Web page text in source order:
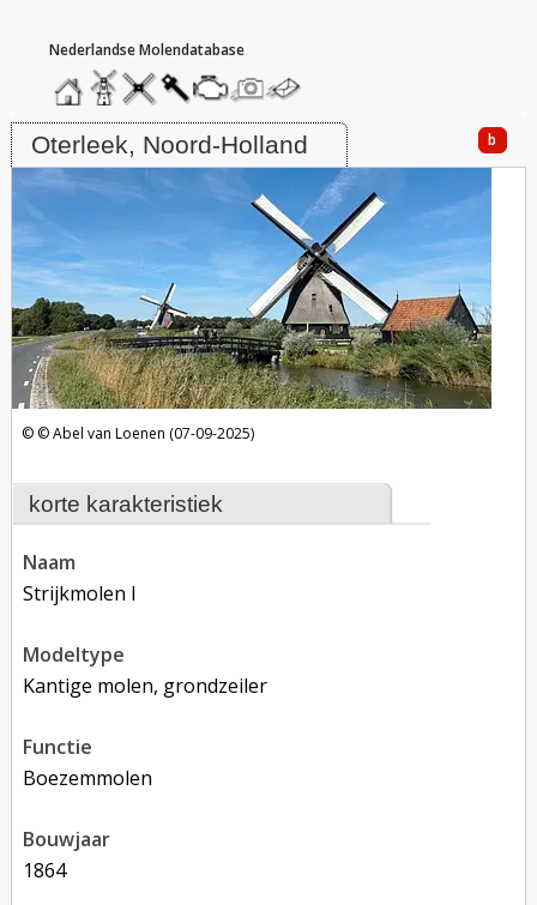
homemolendatabase
roedendatabase
assendatabase
motorendatabase
stuur
een
foto
stuur
een
bericht
Molen Strijkmolen I, Oterleek
Oterleek, Noord-Holland b
korte karakteristiek
naam
Strijkmolen I
modeltype
Kantige molen, grondzeiler
functie
boezemmolen
bouwjaar
1864
Abel van Loenen (07-09-2025)